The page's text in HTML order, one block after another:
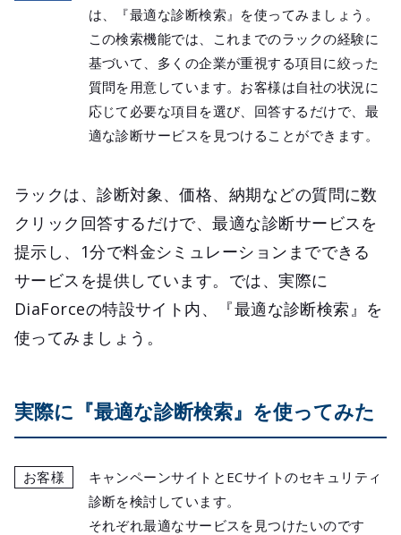
は、『最適な診断検索』を使ってみましょう。
この検索機能では、これまでのラックの経験に
基づいて、多くの企業が重視する項目に絞った
質問を用意しています。お客様は自社の状況に
応じて必要な項目を選び、回答するだけで、最
適な診断サービスを見つけることができます。
ラックは、診断対象、価格、納期などの質問に数
クリック回答するだけで、最適な診断サービスを
提示し、1分で料金シミュレーションまでできる
サービスを提供しています。では、実際に
DiaForceの特設サイト内、『最適な診断検索』を
使ってみましょう。
実際に『最適な診断検索』を使ってみた
お客様
キャンペーンサイトとECサイトのセキュリティ
診断を検討しています。
それぞれ最適なサービスを見つけたいのです